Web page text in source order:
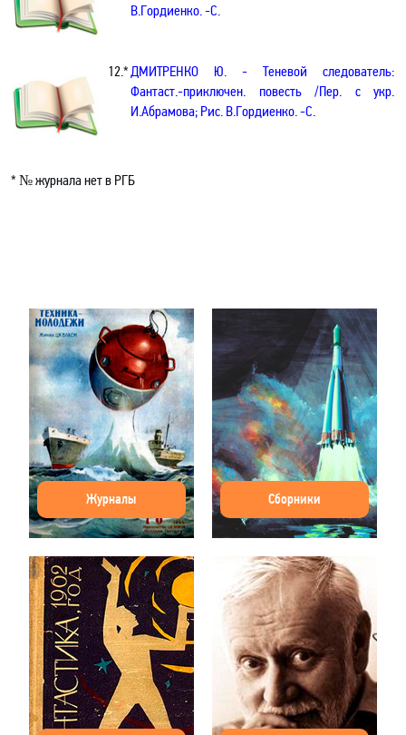
В.Гордиенко. -С.
12.*ДМИТРЕНКО Ю. - Теневой следователь:
Фантаст.-приключен. повесть /Пер. с укр.
И.Абрамова; Рис. В.Гордиенко. -С.
* № журнала нет в РГБ
Журналы Сборники